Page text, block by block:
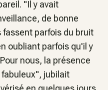
"Il y avait
de bonne
fassent parfois du bruit
oubliant parfois qu'il y
nous, la présence
", jubilait